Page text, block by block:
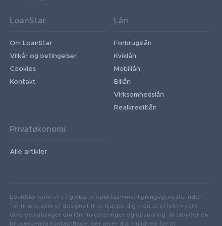
LoanStar
Om LoanStar
Vilkår og betingelser
Cookies
Kontakt
Lån
Forbrugslån
Kviklån
Mobillån
Billån
Virksomhedslån
Realkreditlån
Privatøkonomi
Alle artikler
LoanStar.com er en global produktsammenligningstjeneste inden
for finans, som er designet til at hjælpe dig med at effektivisere
dine beslutninger om lån, investeringer og opsparing. Vi tilbyder en
brugervenlig kontaktflade, der giver dig mulighed for at